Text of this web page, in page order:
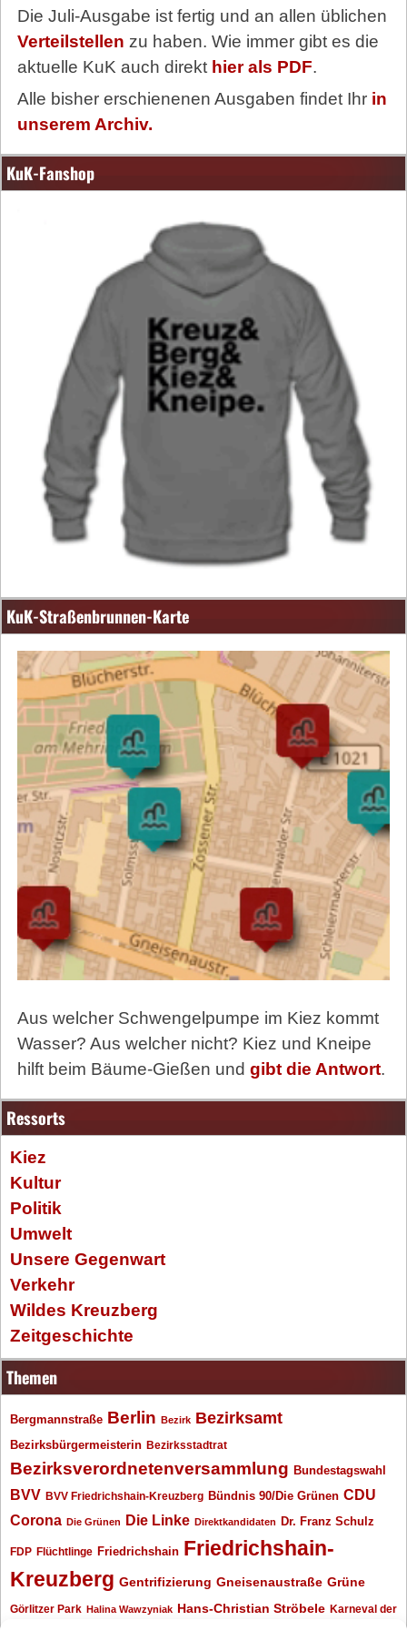
Die Juli-Ausgabe ist fertig und an allen üblichen
Verteilstellen zu haben. Wie immer gibt es die
aktuelle KuK auch direkt hier als PDF.
Alle bisher erschienenen Ausgaben findet Ihr in
unserem Archiv.
KuK-Fanshop
KuK-Straßenbrunnen-Karte
Aus welcher Schwengelpumpe im Kiez kommt
Wasser? Aus welcher nicht? Kiez und Kneipe
hilft beim Bäume-Gießen und gibt die Antwort.
Ressorts
Kiez
Kultur
Politik
Umwelt
Unsere Gegenwart
Verkehr
Wildes Kreuzberg
Zeitgeschichte
Themen
Bergmannstraße Berlin Bezirk Bezirksamt
Bezirksbürgermeisterin Bezirksstadtrat
Bezirksverordnetenversammlung Bundestagswahl
BVV BVV Friedrichshain-Kreuzberg Bündnis 90/Die Grünen CDU
Corona Die Grünen Die Linke Direktkandidaten Dr. Franz Schulz
FDP Flüchtlinge Friedrichshain Friedrichshain-
Kreuzberg Gentrifizierung Gneisenaustraße Grüne
Görlitzer Park Halina Wawzyniak Hans-Christian Ströbele Karneval der